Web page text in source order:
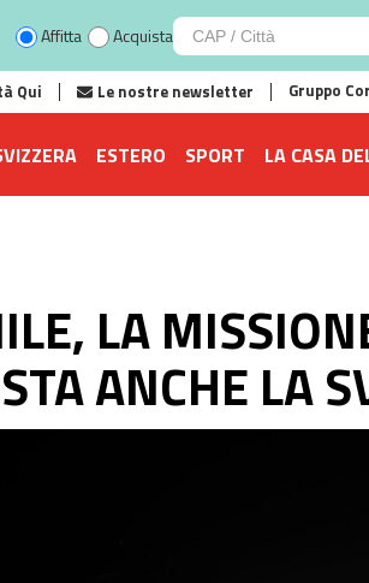
Affitta Acquista
Qui Le nostre newsletter Gruppo
ESTERO SPORT LA CASA
LA
ANCHE LA